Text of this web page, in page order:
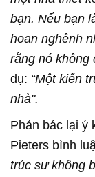
bạn. Nếu bạn
hoan nghênh
rằng nó không
dụ: “Một kiến
nhà".
Phản bác lại ý
Pieters bình
trúc sư không